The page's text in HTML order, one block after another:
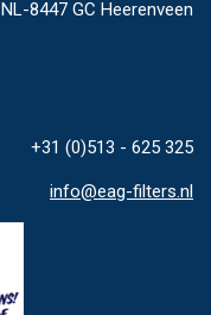
NL-8447 GC Heerenveen
+31 (0)513 - 625 325
info@eag-filters.nl